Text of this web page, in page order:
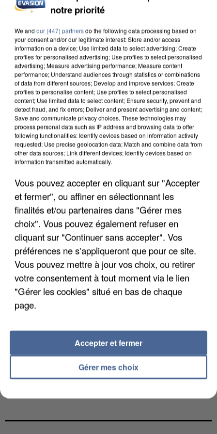
INCENDIES : L’ÎLE-DE-FRANCE LANCE UN ÉLAN
APRÈS TOUTES CES CANICULES, LES REFUGES
DE FAUNE SAUVAGE SONT...
MAFIA INTERPELLÉ EN ALGÉRIE
notre priorité
We and our (447) partnersdo the following data processing based on
your consent and/or our legitimate interest: Store and/or access
information on a device; Use limited data to select advertising; Create
profiles for personalised advertising; Use profiles to select personalised
advertising; Measure advertising performance; Measure content
performance; Understand audiences through statistics or combinations
of data from different sources; Develop and improve services; Create
profiles to personalise content; Use profiles to select personalised
content; Use limited data to select content; Ensure security, prevent and
detect fraud, and fix errors; Deliver and present advertising and content;
Save and communicate privacy choices. These technologies may
process personal data such as IP address and browsing data to offer
following functionalities: Identify devices based on information actively
requested; Use precise geolocation data; Match and combine data from
other data sources; Link different devices; Identify devices based on
information transmitted automatically.
Vous pouvez accepter en cliquant sur "Accepter
et fermer", ou affiner en sélectionnant les
finalités et/ou partenaires dans "Gérer mes
choix". Vous pouvez également refuser en
cliquant sur "Continuer sans accepter". Vos
préférences ne s'appliqueront que pour ce site.
Vous pouvez mettre à jour vos choix, ou retirer
votre consentement à tout moment via le lien
"Gérer les cookies" situé en bas de chaque
page.
Gérer mes choix
Accepter et fermer